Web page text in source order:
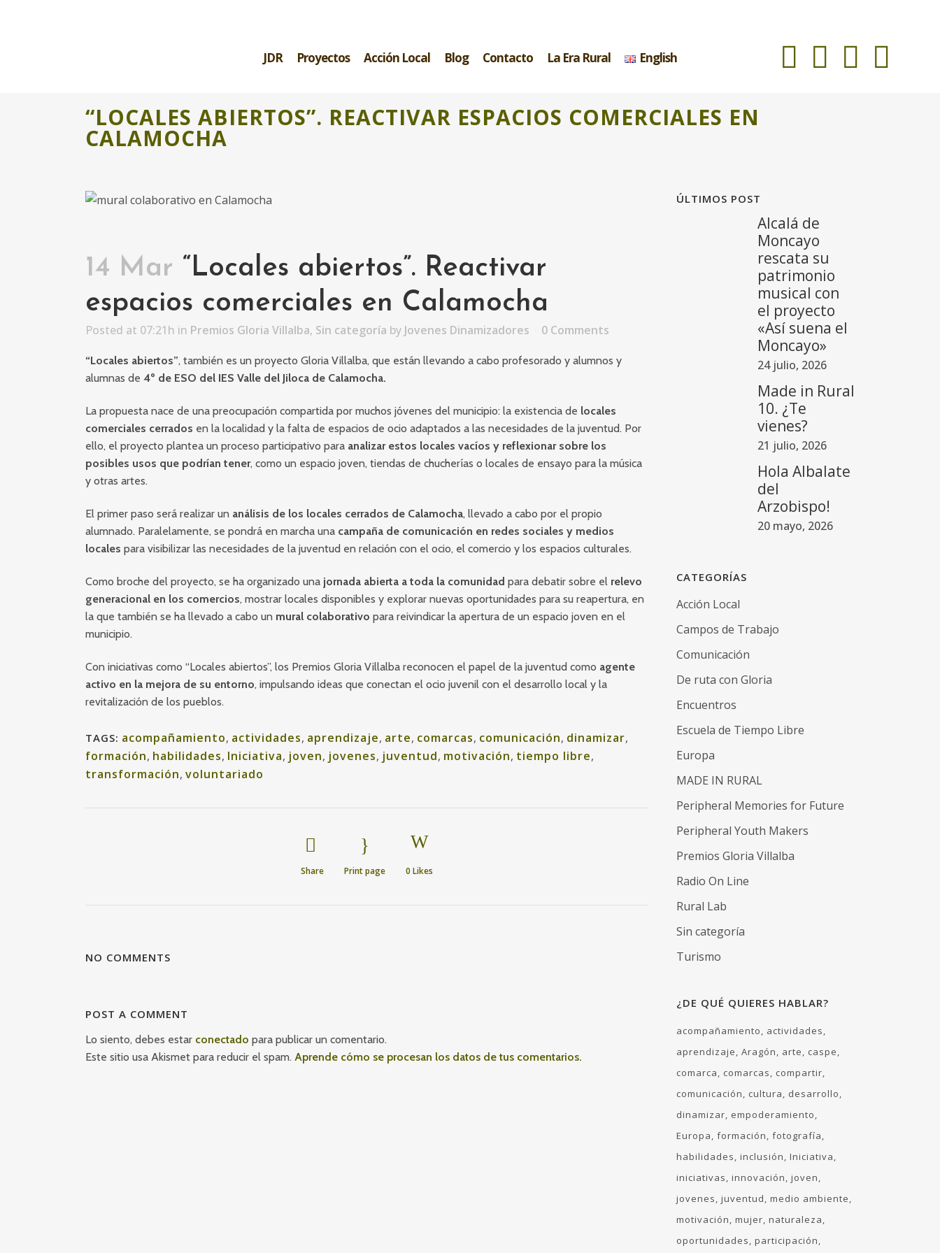
JDR Proyectos Acción Local Blog Contacto La Era Rural English
“LOCALES ABIERTOS”. REACTIVAR ESPACIOS COMERCIALES EN
CALAMOCHA
14 Mar “Locales abiertos”. Reactivar
espacios comerciales en Calamocha
Posted at 07:21h in Premios Gloria Villalba, Sin categoría by Jovenes Dinamizadores 0 Comments
“Locales abiertos”, también es un proyecto Gloria Villalba, que están llevando a cabo profesorado y alumnos y
alumnas de 4º de ESO del IES Valle del Jiloca de Calamocha.
La propuesta nace de una preocupación compartida por muchos jóvenes del municipio: la existencia de locales
comerciales cerrados en la localidad y la falta de espacios de ocio adaptados a las necesidades de la juventud. Por
ello, el proyecto plantea un proceso participativo para analizar estos locales vacíos y reflexionar sobre los
posibles usos que podrían tener, como un espacio joven, tiendas de chucherías o locales de ensayo para la música
y otras artes.
El primer paso será realizar un análisis de los locales cerrados de Calamocha, llevado a cabo por el propio
alumnado. Paralelamente, se pondrá en marcha una campaña de comunicación en redes sociales y medios
locales para visibilizar las necesidades de la juventud en relación con el ocio, el comercio y los espacios culturales.
Como broche del proyecto, se ha organizado una jornada abierta a toda la comunidad para debatir sobre el relevo
generacional en los comercios, mostrar locales disponibles y explorar nuevas oportunidades para su reapertura, en
la que también se ha llevado a cabo un mural colaborativo para reivindicar la apertura de un espacio joven en el
municipio.
Con iniciativas como “Locales abiertos”, los Premios Gloria Villalba reconocen el papel de la juventud como agente
activo en la mejora de su entorno, impulsando ideas que conectan el ocio juvenil con el desarrollo local y la
revitalización de los pueblos.
TAGS: acompañamiento, actividades, aprendizaje, arte, comarcas, comunicación, dinamizar,
formación, habilidades, Iniciativa, joven, jovenes, juventud, motivación, tiempo libre,
transformación, voluntariado
Share Print page 0 Likes
NO COMMENTS
POST A COMMENT
Lo siento, debes estar conectado para publicar un comentario.
Este sitio usa Akismet para reducir el spam. Aprende cómo se procesan los datos de tus comentarios.
ÚLTIMOS POST
Alcalá de
Moncayo
rescata su
patrimonio
musical con
el proyecto
«Así suena el
Moncayo»
24 julio, 2026
Made in Rural
10. ¿Te
vienes?
21 julio, 2026
Hola Albalate
del
Arzobispo!
20 mayo, 2026
CATEGORÍAS
Acción Local
Campos de Trabajo
Comunicación
De ruta con Gloria
Encuentros
Escuela de Tiempo Libre
Europa
MADE IN RURAL
Peripheral Memories for Future
Peripheral Youth Makers
Premios Gloria Villalba
Radio On Line
Rural Lab
Sin categoría
Turismo
¿DE QUÉ QUIERES HABLAR?
acompañamiento
actividades
aprendizaje Aragón arte
caspe
comarca
comarcas
compartir
comunicación
cultura
desarrollo
dinamizar empoderamiento
Europa formación fotografía
habilidades inclusión Iniciativa
iniciativas innovación joven
jovenes juventud medio ambiente
motivación mujer naturaleza
oportunidades participación